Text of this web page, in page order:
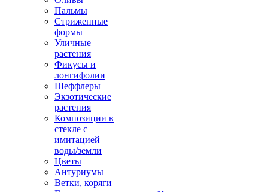
Пальмы
Стриженные
формы
Уличные
растения
Фикусы и
лонгифолии
Шеффлеры
Экзотические
растения
Композиции в
стекле с
имитацией
воды/земли
Цветы
Антуриумы
Ветки, коряги